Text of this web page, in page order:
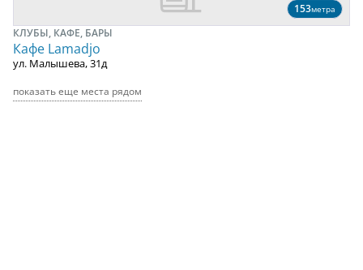
153метра
КЛУБЫ, КАФЕ, БАРЫ
Кафе Lamadjo
ул. Малышева, 31д
показать еще места рядом